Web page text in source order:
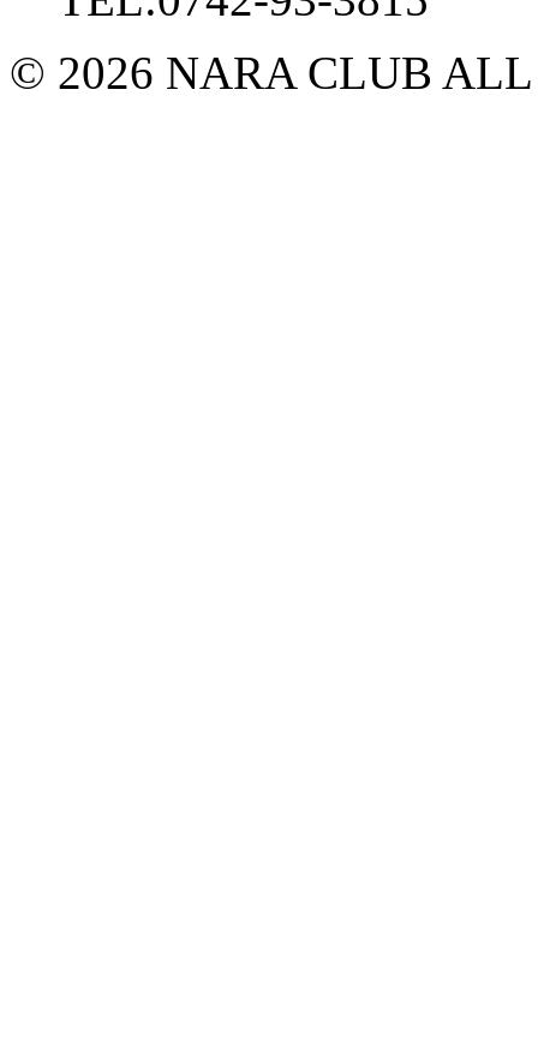
© 2026 NARA CLUB ALL